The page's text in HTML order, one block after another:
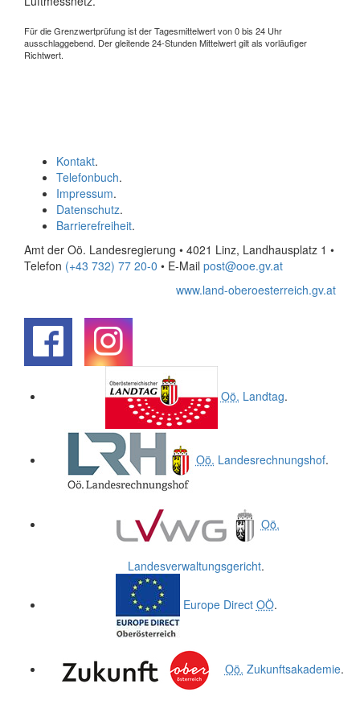
Für die Grenzwertprüfung ist der Tagesmittelwert von 0 bis 24 Uhr
ausschlaggebend. Der gleitende 24-Stunden Mittelwert gilt als vorläufiger
Richtwert.
Kontakt.
Telefonbuch.
Impressum.
Datenschutz.
Barrierefreiheit.
Amt der Oö. Landesregierung • 4021 Linz, Landhausplatz 1 •
Telefon (+43 732) 77 20-0 • E-Mail post@ooe.gv.at
www.land-oberoesterreich.gv.at
Oö. Landtag.
Oö. Landesrechnungshof.
Oö.
Landesverwaltungsgericht.
Europe Direct OÖ.
Oö. Zukunftsakademie.